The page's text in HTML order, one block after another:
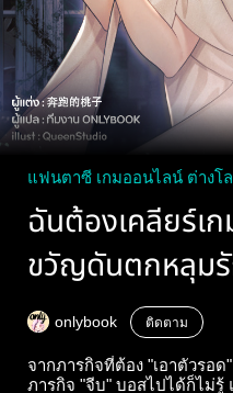
แฟนตาซี เกมออนไลน์ ต่างโ
ฉันต้องเคลียร์เ
ขวัญดันตกหลุม
onlybook ติดตาม
จากภารกิจที่ต้อง "เอาตัวรอ
ภารกิจ "จีบ" บอสไปได้ก็ไม่รู้